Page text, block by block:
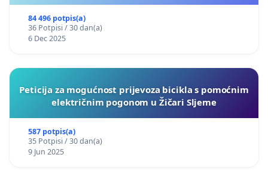
84 496 potpis(a)
36 Potpisi / 30 dan(a)
6 Dec 2025
Peticija za mogućnost prijevoza bicikla s pomoćnim
električnim pogonom u Žičari Sljeme
587 potpis(a)
35 Potpisi / 30 dan(a)
9 Jun 2025